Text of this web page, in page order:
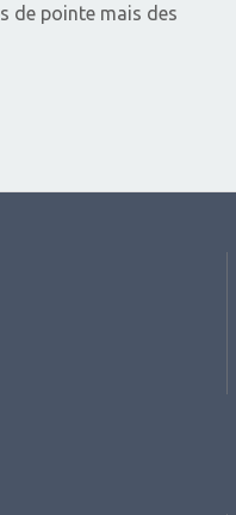
de pointe mais des